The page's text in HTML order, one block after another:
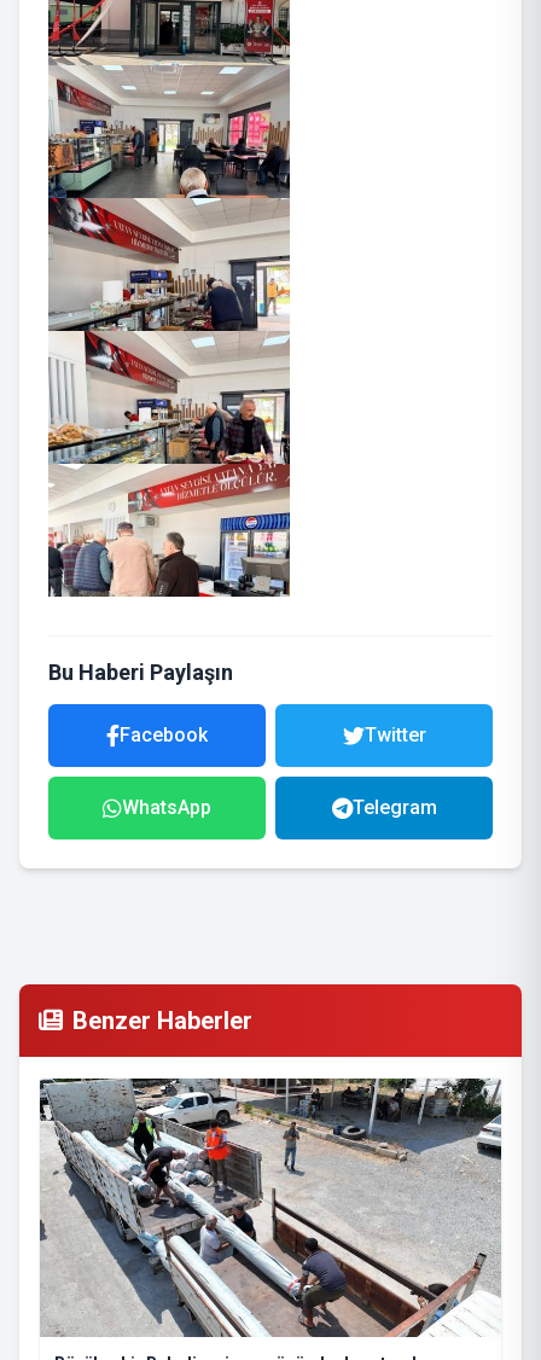
Bu Haberi Paylaşın
Facebook Twitter
WhatsApp Telegram
Benzer Haberler